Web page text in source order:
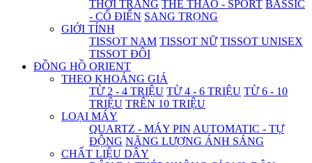
THỜI TRANG THỂ THAO - SPORT BASSIC
- CỔ ĐIỂN SANG TRỌNG
GIỚI TÍNH
TISSOT NAM TISSOT NỮ TISSOT UNISEX
TISSOT ĐÔI
ĐỒNG HỒ ORIENT
THEO KHOẢNG GIÁ
TỪ 2 - 4 TRIỆU TỪ 4 - 6 TRIỆU TỪ 6 - 10
TRIỆU TRÊN 10 TRIỆU
LOẠI MÁY
QUARTZ - MÁY PIN AUTOMATIC - TỰ
ĐỘNG NĂNG LƯỢNG ÁNH SÁNG
CHẤT LIỆU DÂY